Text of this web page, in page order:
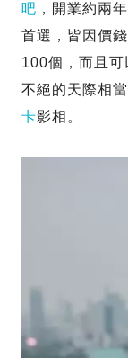
吧 ，開業約兩
首選，皆因價
100個，而且
不絕的天際相
卡影相。